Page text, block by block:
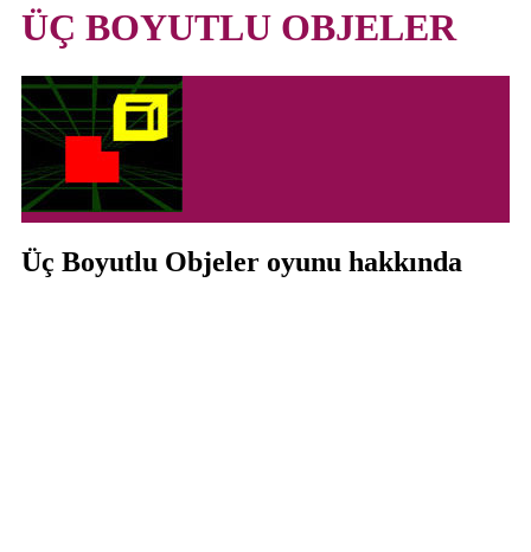
ÜÇ BOYUTLU OBJELER
Üç Boyutlu Objeler oyunu hakkında